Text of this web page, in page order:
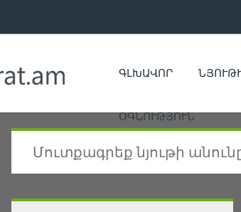
ԳԼԽԱՎՈՐ
ՕԳՆՈՒԹՅՈՒՆ